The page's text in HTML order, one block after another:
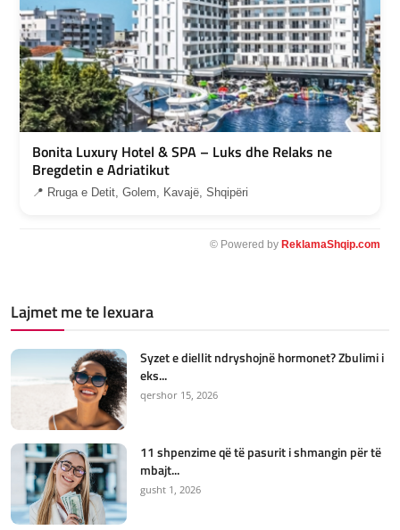
Bonita Luxury Hotel & SPA – Luks dhe Relaks ne
Bregdetin e Adriatikut
📍 Rruga e Detit, Golem, Kavajë, Shqipëri
© Powered by ReklamaShqip.com
Lajmet me te lexuara
Syzet e diellit ndryshojnë hormonet? Zbulimi i
eks...
qershor 15, 2026
11 shpenzime që të pasurit i shmangin për të
mbajt...
gusht 1, 2026